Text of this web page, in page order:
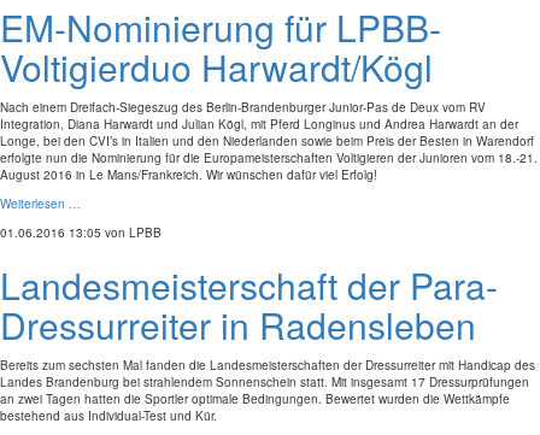
EM-Nominierung für LPBB-
Voltigierduo Harwardt/Kögl
Nach einem Dreifach-Siegeszug des Berlin-Brandenburger Junior-Pas de Deux vom RV
Integration, Diana Harwardt und Julian Kögl, mit Pferd Longinus und Andrea Harwardt an der
Longe, bei den CVI’s in Italien und den Niederlanden sowie beim Preis der Besten in Warendorf
erfolgte nun die Nominierung für die Europameisterschaften Voltigieren der Junioren vom 18.-21.
August 2016 in Le Mans/Frankreich. Wir wünschen dafür viel Erfolg!
Weiterlesen …
01.06.2016 13:05 von LPBB
Landesmeisterschaft der Para-
Dressurreiter in Radensleben
Bereits zum sechsten Mal fanden die Landesmeisterschaften der Dressurreiter mit Handicap des
Landes Brandenburg bei strahlendem Sonnenschein statt. Mit insgesamt 17 Dressurprüfungen
an zwei Tagen hatten die Sportler optimale Bedingungen. Bewertet wurden die Wettkämpfe
bestehend aus Individual-Test und Kür.